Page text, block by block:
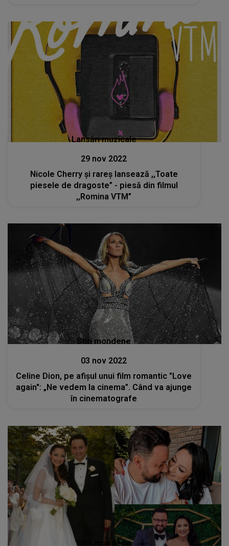
Lansări muzicale
29 nov 2022
Nicole Cherry și rareș lansează ,,Toate
piesele de dragoste” - piesă din filmul
,,Romina VTM”
Stiri mondene
03 nov 2022
Celine Dion, pe afişul unui film romantic "Love
again": „Ne vedem la cinema”. Când va ajunge
în cinematografe
Stiri mondene